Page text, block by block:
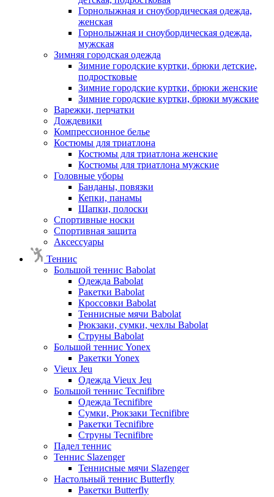
Горнолыжная и сноубордическая одежда,
женская
Горнолыжная и сноубордическая одежда,
мужская
Зимняя городская одежда
Зимние городские куртки, брюки детские,
подростковые
Зимние городские куртки, брюки женские
Зимние городские куртки, брюки мужские
Варежки, перчатки
Дождевики
Компрессионное белье
Костюмы для триатлона
Костюмы для триатлона женские
Костюмы для триатлона мужские
Головные уборы
Банданы, повязки
Кепки, панамы
Шапки, полоски
Спортивные носки
Спортивная защита
Аксессуары
Теннис
Большой теннис Babolat
Одежда Babolat
Ракетки Babolat
Кроссовки Babolat
Теннисные мячи Babolat
Рюкзаки, сумки, чехлы Babolat
Струны Babolat
Большой теннис Yonex
Ракетки Yonex
Vieux Jeu
Одежда Vieux Jeu
Большой теннис Tecnifibre
Одежда Tecnifibre
Сумки, Рюкзаки Tecnifibre
Ракетки Tecnifibre
Струны Tecnifibre
Падел теннис
Теннис Slazenger
Теннисные мячи Slazenger
Настольный теннис Butterfly
Ракетки Butterfly